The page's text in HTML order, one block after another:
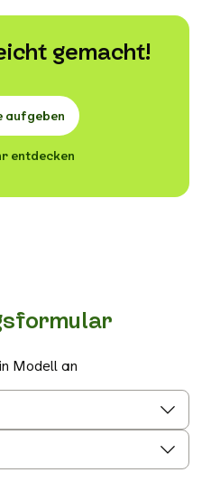
gemacht!
aufgeben
entdecken
Modell an